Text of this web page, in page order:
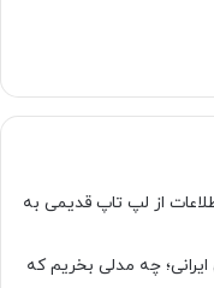
از لپ تاپ قدیمی به
چه مدلی بخریم که